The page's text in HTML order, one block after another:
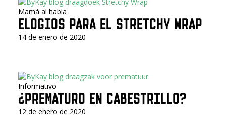
Mamá al habla
ELOGIOS PARA EL STRETCHY WRAP
14 de enero de 2020
Informativo
¿PREMATURO EN CABESTRILLO?
12 de enero de 2020